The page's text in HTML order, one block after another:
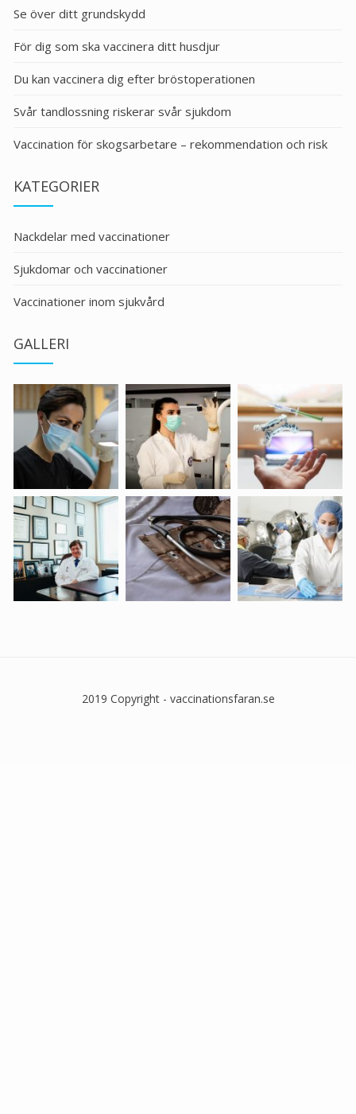
Se över ditt grundskydd
För dig som ska vaccinera ditt husdjur
Du kan vaccinera dig efter bröstoperationen
Svår tandlossning riskerar svår sjukdom
Vaccination för skogsarbetare – rekommendation och risk
KATEGORIER
Nackdelar med vaccinationer
Sjukdomar och vaccinationer
Vaccinationer inom sjukvård
GALLERI